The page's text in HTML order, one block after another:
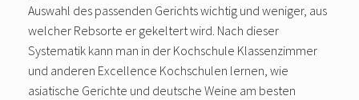
Auswahl des passenden Gerichts wichtig und weniger, aus
welcher Rebsorte er gekeltert wird. Nach dieser
Systematik kann man in der Kochschule Klassenzimmer
und anderen Excellence Kochschulen lernen, wie
asiatische Gerichte und deutsche Weine am besten